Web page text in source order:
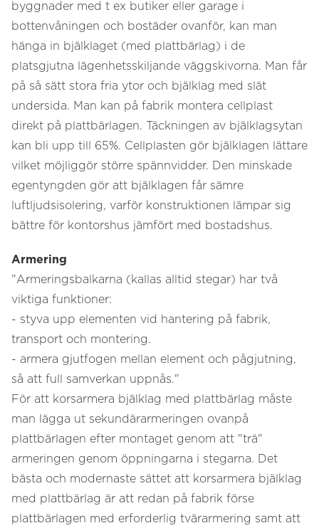
byggnader med t ex butiker eller garage i
bottenvåningen och bostäder ovanför, kan man
hänga in bjälklaget (med plattbärlag) i de
platsgjutna lägenhetsskiljande väggskivorna. Man får
på så sätt stora fria ytor och bjälklag med slät
undersida. Man kan på fabrik montera cellplast
direkt på plattbärlagen. Täckningen av bjälklagsytan
kan bli upp till 65%. Cellplasten gör bjälklagen lättare
vilket möjliggör större spännvidder. Den minskade
egentyngden gör att bjälklagen får sämre
luftljudsisolering, varför konstruktionen lämpar sig
bättre för kontorshus jämfört med bostadshus.
Armering
"Armeringsbalkarna (kallas alltid stegar) har två
viktiga funktioner:
- styva upp elementen vid hantering på fabrik,
transport och montering.
- armera gjutfogen mellan element och pågjutning,
så att full samverkan uppnås."
För att korsarmera bjälklag med plattbärlag måste
man lägga ut sekundärarmeringen ovanpå
plattbärlagen efter montaget genom att "trä"
armeringen genom öppningarna i stegarna. Det
bästa och modernaste sättet att korsarmera bjälklag
med plattbärlag är att redan på fabrik förse
plattbärlagen med erforderlig tvärarmering samt att